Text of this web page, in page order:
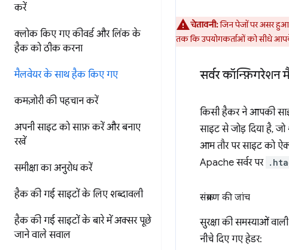
करें
क्लोक किए गए कीवर्ड और लिंक के
हैक को ठीक करना
मैलवेयर के साथ हैक किए गए
कमज़ोरी की पहचान करें
अपनी साइट को साफ़ करें और बनाए
रखें
समीक्षा का अनुरोध करें
हैक की गई साइटों के लिए शब्दावली
हैक की गई साइटों के बारे में अक्सर पूछे
जाने वाले सवाल
चेतावनी:जिन पेजों पर असर हुआ
तक कि उपयोगकर्ताओं को सीधे
सर्वर कॉन्फ़िगरेशन
किसी हैकर ने आपकी
साइट से जोड़ दिया है,
आम तौर पर साइट को
Apache सर्वर पर
संक्रमण की जांच
सुरक्षा की समस्याओं
नीचे दिए गए हेडर: